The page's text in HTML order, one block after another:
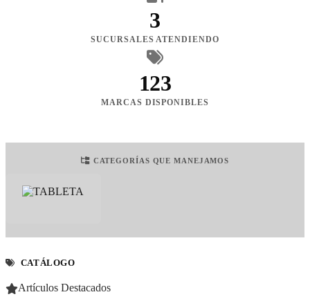
3
SUCURSALES ATENDIENDO
123
MARCAS DISPONIBLES
CATEGORÍAS QUE MANEJAMOS
CATÁLOGO
Artículos Destacados